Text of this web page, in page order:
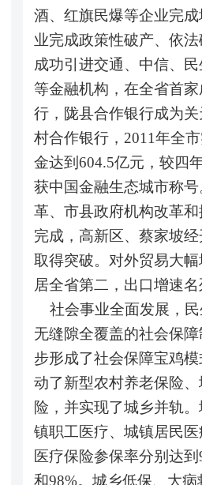
酒、红旗民爆等企业完
业完成政策性破产、依法
成功引进交通、中信、
等金融机构，在全省首
行，陇县合作银行成为
村合作银行，2011年全
金达到604.5亿元，较四
获中国金融生态城市称
革、市县政府机构改革
完成，高新区、蔡家坡
取得突破。对外贸易大
居全省第二，出口增速名
社会事业全面发展，民
无缝隙全覆盖的社会保
步形成了社会保障宝鸡
动了新型农村养老保险
险，并实现了城乡并轨
镇职工医疗、城镇居民
医疗保险参保率分别达
和98%。城乡低保、大